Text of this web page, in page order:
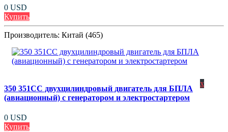
0 USD
Купить
Производитель: Китай (465)
350 351CC двухцилиндровый двигатель для БПЛА
(авиационный) с генератором и электростартером
0 USD
Купить
x